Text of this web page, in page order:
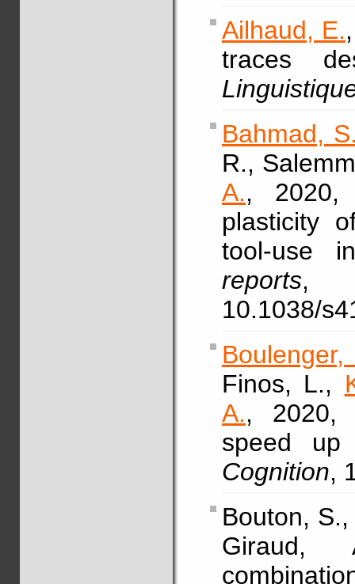
Ailhaud, E.
traces
Bahmad,
R.,
A., 2020,
plasticity
tool-use
reports,
10.1038/
Finos, L.,
A., 2020,
speed
Cognition,
Bouton,
Giraud,